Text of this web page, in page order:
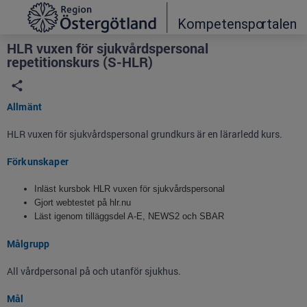
Grade
Portal
HLR vuxen för sjukvårdspersonal
repetitionskurs (S-HLR)
Allmänt
HLR vuxen för sjukvårdspersonal grundkurs är en lärarledd kurs.
Förkunskaper
Inläst kursbok HLR vuxen för sjukvårdspersonal
Gjort webtestet på hlr.nu
Läst igenom tilläggsdel A-E, NEWS2 och SBAR
Målgrupp
All vårdpersonal på och utanför sjukhus.
Mål